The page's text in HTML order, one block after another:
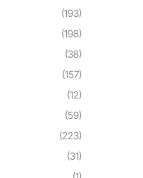
(193)
(198)
(38)
(157)
(12)
(59)
(223)
(31)